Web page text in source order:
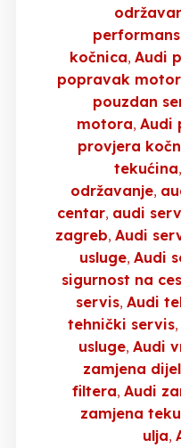
kočnica Audi
popravak
pouzdan
motora Audi
provjera
tekućina
održavanje
centar audi
zagreb Audi
usluge Audi
sigurnost na
servis Audi
tehnički servis
usluge Audi
zamjena
filtera Audi
zamjena
ulja